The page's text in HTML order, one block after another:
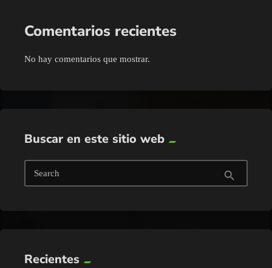
Comentarios recientes
No hay comentarios que mostrar.
Buscar en este sitio web
Search search
Recientes